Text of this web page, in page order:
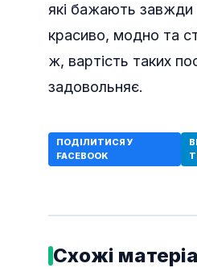
які бажають завжди
красиво, модно та
ж, вартість таких
задовольняє.
ПОДІЛИТИСЯ У
FACEBOOK
Схожі